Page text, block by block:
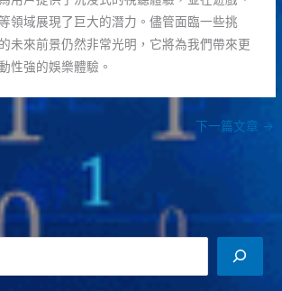
領域展現了巨大的潛力。儘管面臨一些挑
未來前景仍然非常光明，它將為我們帶來更
性強的娛樂體驗。
下一篇文章 →